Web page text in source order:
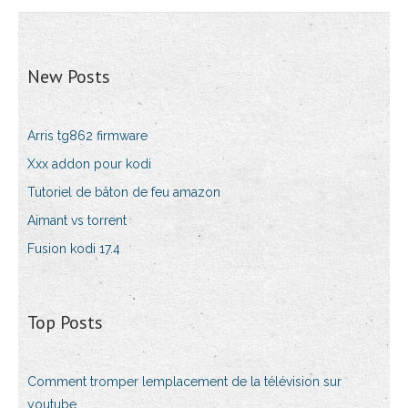
New Posts
Arris tg862 firmware
Xxx addon pour kodi
Tutoriel de bâton de feu amazon
Aimant vs torrent
Fusion kodi 17.4
Top Posts
Comment tromper lemplacement de la télévision sur
youtube